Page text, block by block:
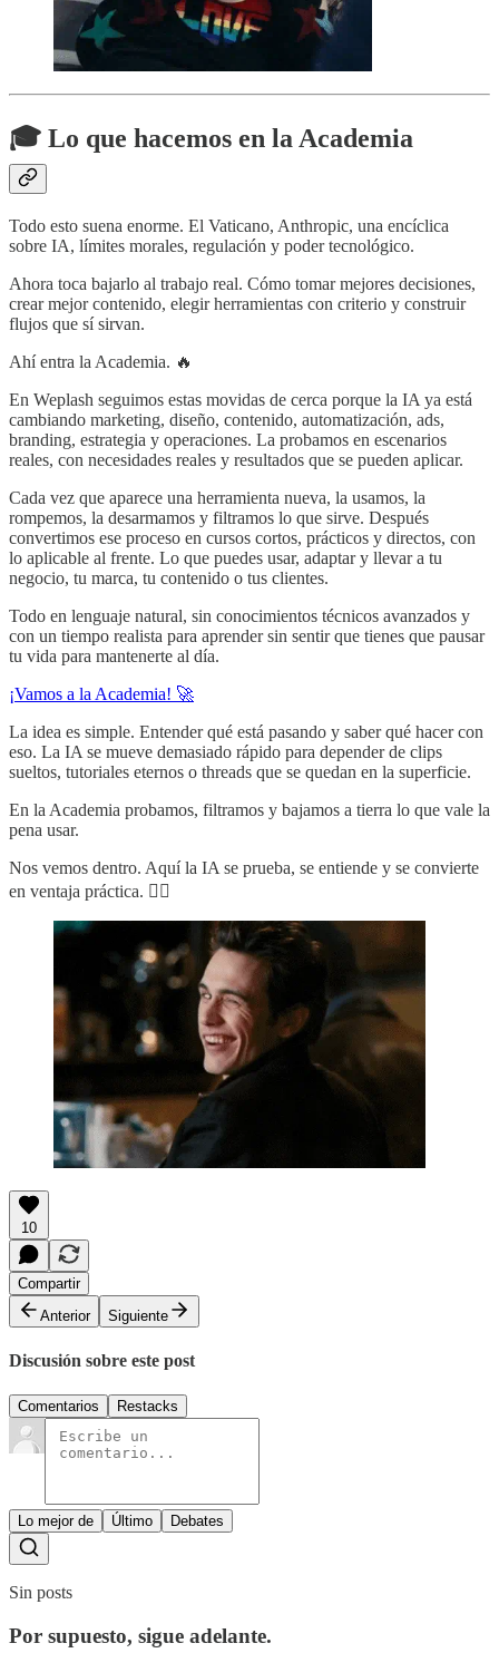
🎓 Lo que hacemos en la Academia
Todo esto suena enorme. El Vaticano, Anthropic, una encíclica
sobre IA, límites morales, regulación y poder tecnológico.
Ahora toca bajarlo al trabajo real. Cómo tomar mejores decisiones,
crear mejor contenido, elegir herramientas con criterio y construir
flujos que sí sirvan.
Ahí entra la Academia. 🔥
En Weplash seguimos estas movidas de cerca porque la IA ya está
cambiando marketing, diseño, contenido, automatización, ads,
branding, estrategia y operaciones. La probamos en escenarios
reales, con necesidades reales y resultados que se pueden aplicar.
Cada vez que aparece una herramienta nueva, la usamos, la
rompemos, la desarmamos y filtramos lo que sirve. Después
convertimos ese proceso en cursos cortos, prácticos y directos, con
lo aplicable al frente. Lo que puedes usar, adaptar y llevar a tu
negocio, tu marca, tu contenido o tus clientes.
Todo en lenguaje natural, sin conocimientos técnicos avanzados y
con un tiempo realista para aprender sin sentir que tienes que pausar
tu vida para mantenerte al día.
¡Vamos a la Academia! 🚀
La idea es simple. Entender qué está pasando y saber qué hacer con
eso. La IA se mueve demasiado rápido para depender de clips
sueltos, tutoriales eternos o threads que se quedan en la superficie.
En la Academia probamos, filtramos y bajamos a tierra lo que vale la
pena usar.
Nos vemos dentro. Aquí la IA se prueba, se entiende y se convierte
en ventaja práctica. ✌🏻
10
Compartir
Anterior
Siguiente
Discusión sobre este post
Comentarios Restacks
Lo mejor de Último Debates
Sin posts
Por supuesto, sigue adelante.